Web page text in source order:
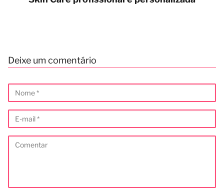
Deixe um comentário